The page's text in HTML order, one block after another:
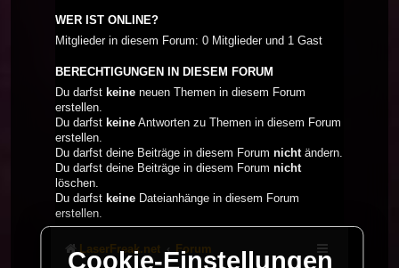
WER IST ONLINE?
Mitglieder in diesem Forum: 0 Mitglieder und 1 Gast
BERECHTIGUNGEN IN DIESEM FORUM
Du darfst keine neuen Themen in diesem Forum
erstellen.
Du darfst keine Antworten zu Themen in diesem Forum
erstellen.
Du darfst deine Beiträge in diesem Forum nichtändern.
Du darfst deine Beiträge in diesem Forum nicht
löschen.
Du darfst keine Dateianhänge in diesem Forum
erstellen.
LaserFreak.net Forum
Cookie-Einstellungen